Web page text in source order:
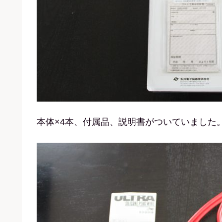
本体×4本、付属品、説明書がついていました